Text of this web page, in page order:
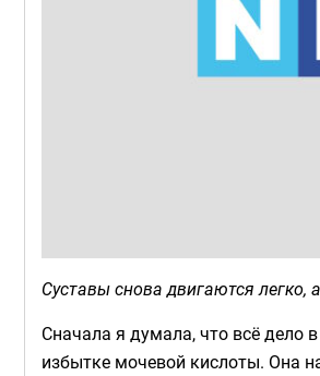
Суставы снова двигаются легко,
Сначала я думала, что всё дело
избытке мочевой кислоты. Она